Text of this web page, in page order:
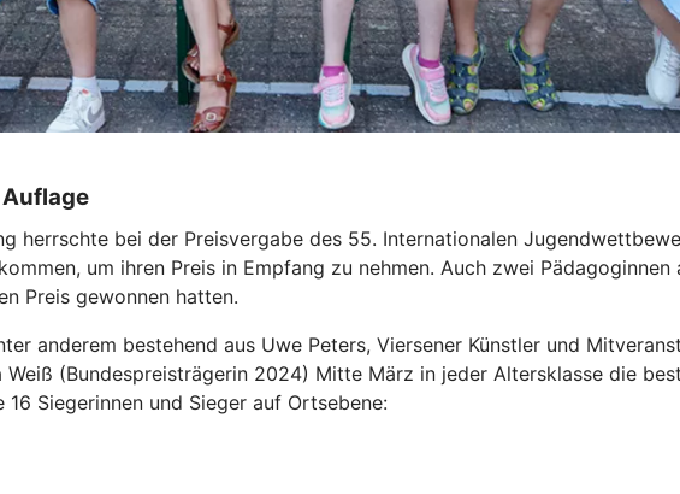
herrschte bei der Preisvergabe des 55. Internationalen
um ihren Preis in Empfang zu nehmen. Auch zwei
Preis gewonnen hatten.
anderem bestehend aus Uwe Peters, Viersener Künstler und
(Bundespreisträgerin 2024) Mitte März in jeder Altersklasse die
Siegerinnen und Sieger auf Ortsebene: